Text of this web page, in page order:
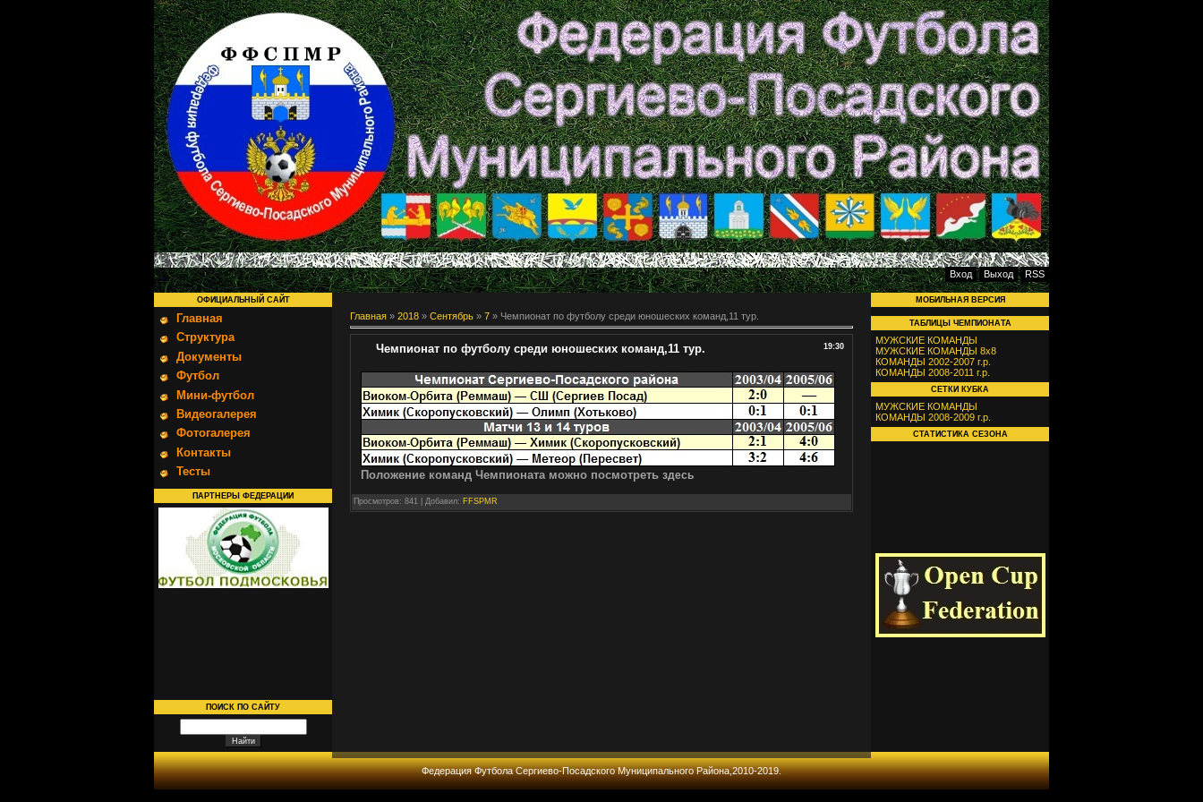
Вход Выход RSS
ОФИЦИАЛЬНЫЙ САЙТ
Главная
Структура
Документы
Футбол
Мини-футбол
Видеогалерея
Фотогалерея
Контакты
Тесты
ПАРТНЕРЫ ФЕДЕРАЦИИ
ПОИСК ПО САЙТУ
Главная » 2018 » Сентябрь » 7 » Чемпионат по футболу среди юношеских команд,11 тур.
19:30
Чемпионат по футболу среди юношеских команд,11 тур.
Положение команд Чемпионата можно посмотреть здесь
Просмотров: 841 | Добавил: FFSPMR
МОБИЛЬНАЯ ВЕРСИЯ
ТАБЛИЦЫ ЧЕМПИОНАТА
МУЖСКИЕ КОМАНДЫ
МУЖСКИЕ КОМАНДЫ 8х8
КОМАНДЫ 2002-2007 г.р.
КОМАНДЫ 2008-2011 г.р.
СЕТКИ КУБКА
МУЖСКИЕ КОМАНДЫ
КОМАНДЫ 2008-2009 г.р.
СТАТИСТИКА СЕЗОНА
Федерация Футбола Сергиево-Посадского Муниципального Района,2010-2019.